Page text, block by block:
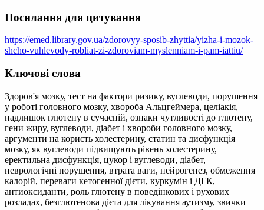
Посилання для цитування
https://emed.library.gov.ua/zdorovyy-sposib-zhyttia/yizha-i-mozok-
shcho-vuhlevody-robliat-zi-zdoroviam-myslenniam-i-pam-iattiu/
Ключові слова
Здоров'я мозку, тест на фактори ризику, вуглеводи, порушення
у роботі головного мозку, хвороба Альцгеймера, целіакія,
надлишок глютену в сучасній, ознаки чутливості до глютену,
гени жиру, вуглеводи, діабет і хвороби головного мозку,
аргументи на користь холестерину, статин та дисфункція
мозку, як вуглеводи підвищують рівень холестерину,
еректильна дисфункція, цукор і вуглеводи, діабет,
неврологічні порушення, втрата ваги, нейрогенез, обмеження
калорій, переваги кетогенної дієти, куркумін і ДГК,
антиоксиданти, роль глютену в поведінкових і рухових
розладах, безглютенова дієта для лікування аутизму, звички